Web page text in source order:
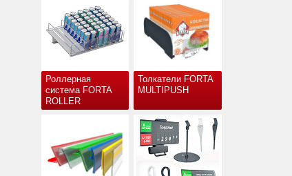
Роллерная
система FORTA
ROLLER
Толкатели FORTA
MULTIPUSH